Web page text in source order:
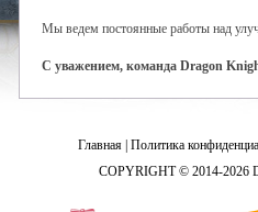
Мы ведем постоянные работы над
C уважением, команда Dragon
Главная Политика
COPYRIGHT © 2014-2026